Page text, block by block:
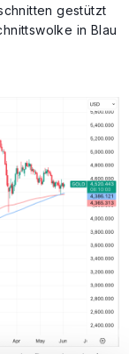
gestützt
in Blau